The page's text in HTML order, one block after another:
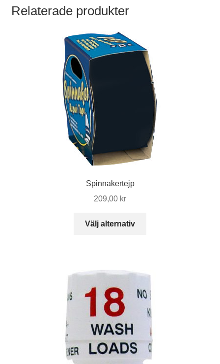
Relaterade produkter
Spinnakertejp
209,00 kr
Välj alternativ
De
alternativen
kan
väljas
på